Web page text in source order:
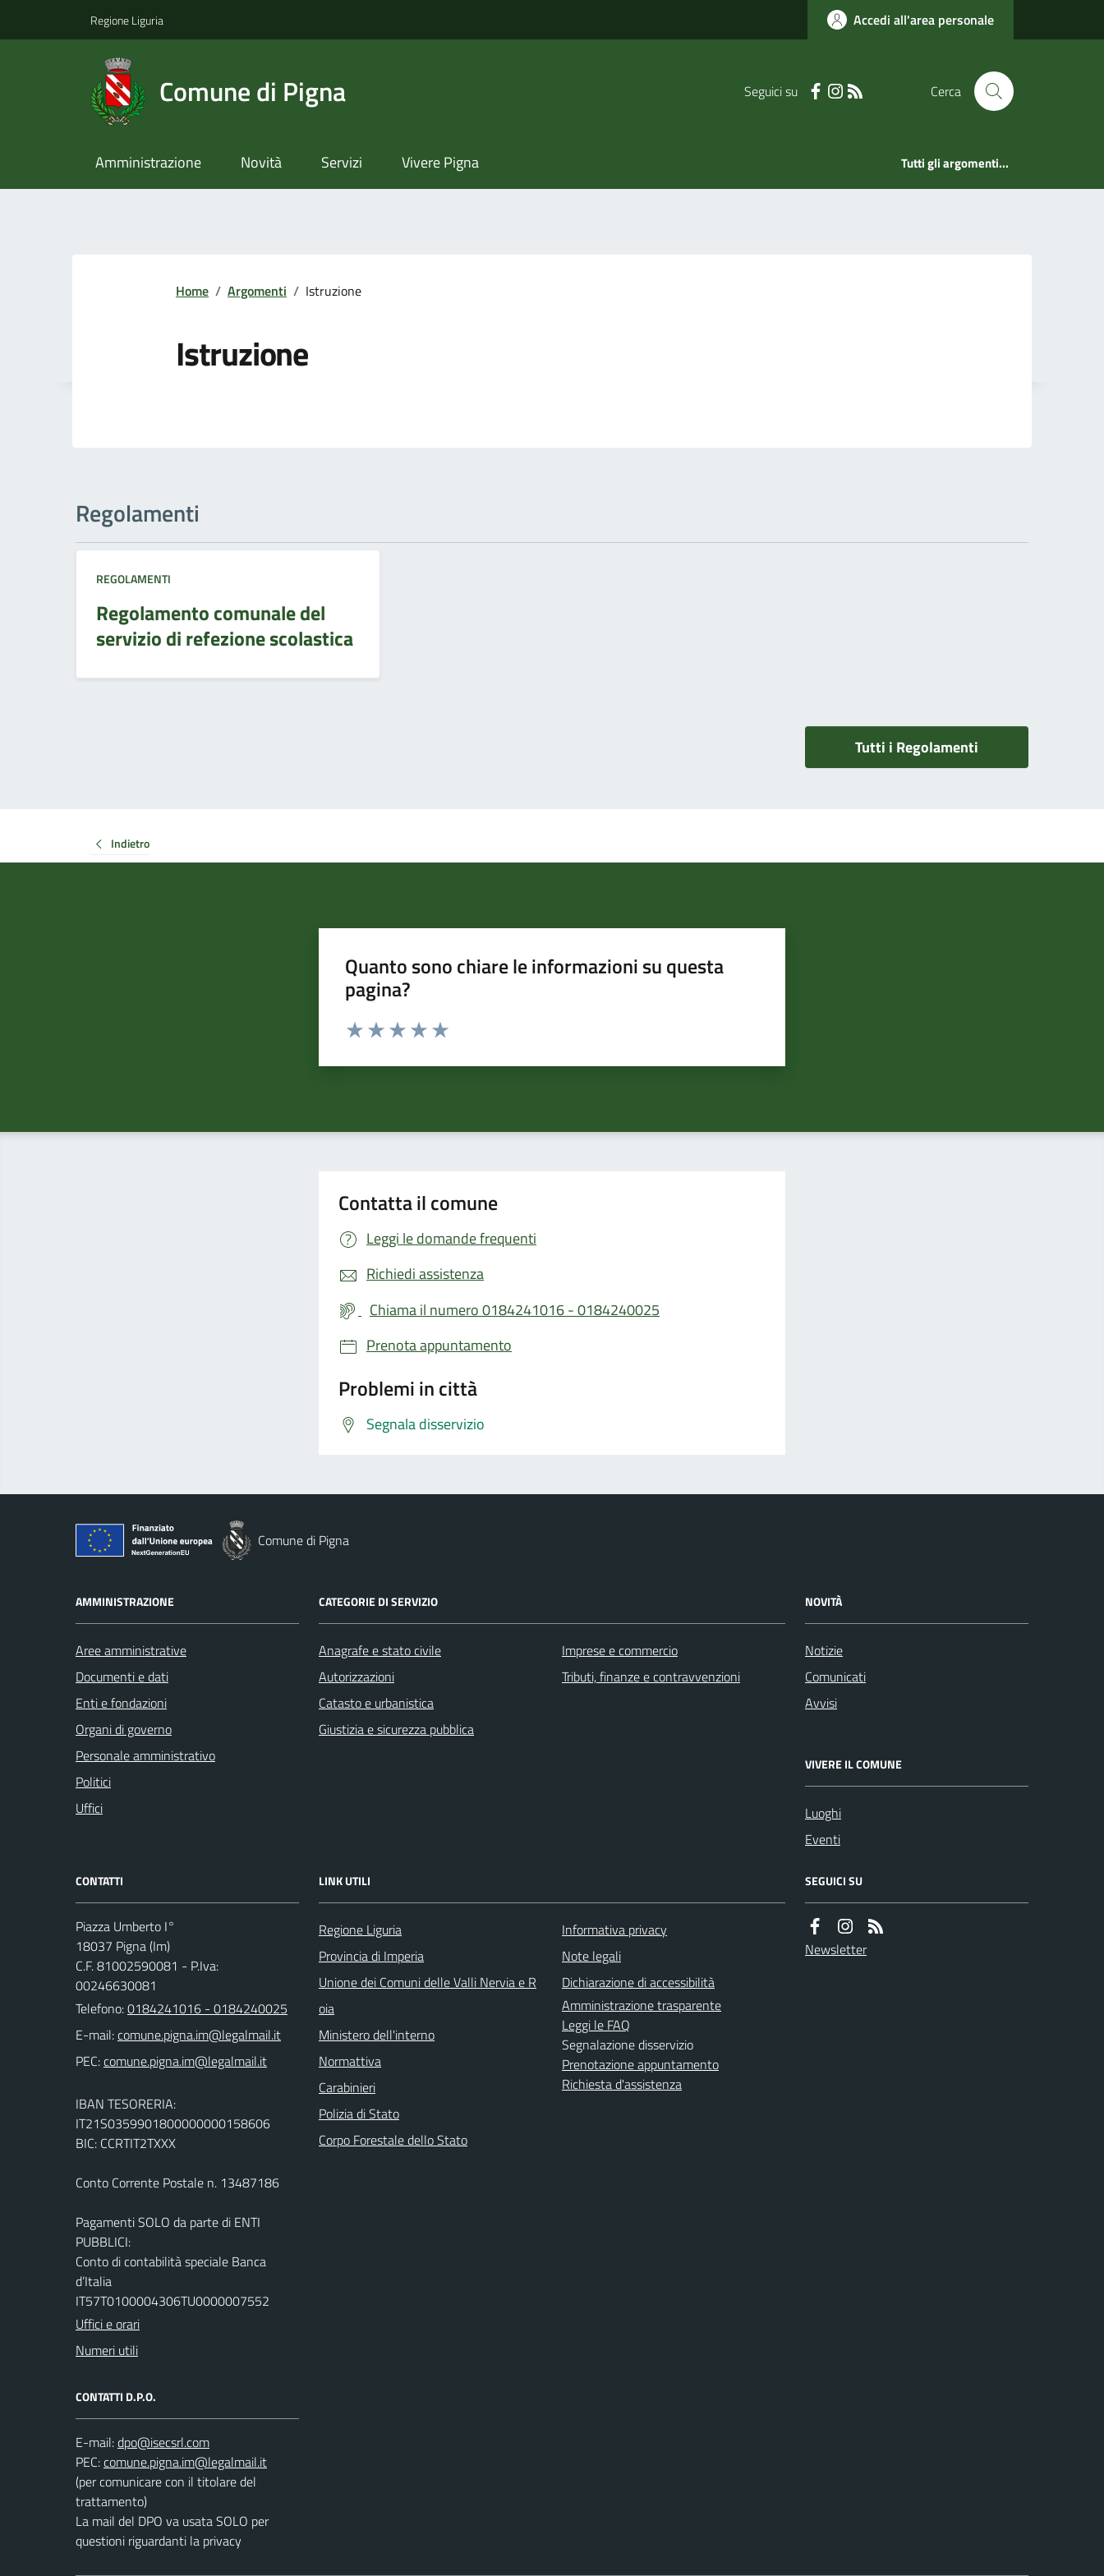
Regione Liguria Accedi all'area personale
Comune di Pigna Seguici su Cerca
Amministrazione Novità Servizi Vivere Pigna Tutti gli argomenti...
Home / Argomenti / Istruzione
Istruzione
Regolamenti
REGOLAMENTI
Regolamento comunale del
servizio di refezione scolastica
Tutti i Regolamenti
Indietro
Quanto sono chiare le informazioni su questa
pagina?
Valuta da 1 a 5 stelle la pagina
Contatta il comune
Leggi le domande frequenti
Richiedi assistenza
Chiama il numero 0184241016 - 0184240025
Prenota appuntamento
Problemi in città
Segnala disservizio
Comune di Pigna
AMMINISTRAZIONE
Aree amministrative
Documenti e dati
Enti e fondazioni
Organi di governo
Personale amministrativo
Politici
Uffici
CATEGORIE DI SERVIZIO
Anagrafe e stato civile
Autorizzazioni
Catasto e urbanistica
Giustizia e sicurezza pubblica
Imprese e commercio
Tributi, finanze e contravvenzioni
NOVITÀ
Notizie
Comunicati
Avvisi
VIVERE IL COMUNE
Luoghi
Eventi
CONTATTI
Piazza Umberto I°
18037 Pigna (Im)
C.F. 81002590081 - P.Iva:
00246630081
Telefono:0184241016 - 0184240025
E-mail:
PEC:
IBAN TESORERIA:
IT21S0359901800000000158606
BIC: CCRTIT2TXXX
Conto Corrente Postale n. 13487186
Pagamenti SOLO da parte di ENTI
PUBBLICI:
Conto di contabilità speciale Banca
d’Italia
IT57T0100004306TU0000007552
Uffici e orari
Numeri utili
CONTATTI D.P.O.
E-mail:
PEC:
(per comunicare con il titolare del
trattamento)
La mail del DPO va usata SOLO per
questioni riguardanti la privacy
LINK UTILI
Regione Liguria
Provincia di Imperia
Unione dei Comuni delle Valli Nervia e R
oia
Ministero dell'interno
Normattiva
Carabinieri
Polizia di Stato
Corpo Forestale dello Stato
Informativa privacy
Note legali
Dichiarazione di accessibilità
Amministrazione trasparente
Leggi le FAQ
Segnalazione disservizio
Prenotazione appuntamento
Richiesta d'assistenza
SEGUICI SU
Newsletter